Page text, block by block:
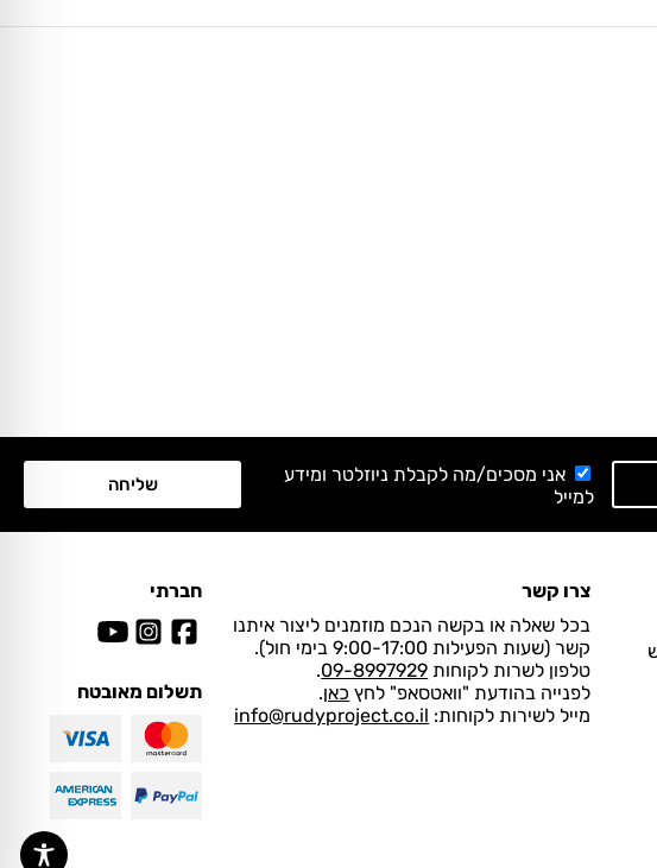
אני מסכים/מה לקבלת ניוזלטר ומידע
למייל
שליחה
צרו קשר
בכל שאלה או בקשה הנכם מוזמנים ליצור איתנו
קשר (שעות הפעילות 9:00-17:00 בימי חול).
טלפון לשרות לקוחות 09-8997929
.
לפנייה בהודעת "וואטסאפ" לחץ כאן.
מייל לשירות לקוחות: info@rudyproject.co.il
חברתי
תשלום מאובטח